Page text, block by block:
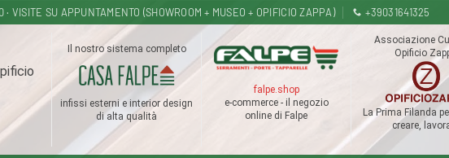
VISITE SU APPUNTAMENTO (SHOWROOM + MUSEO + OPIFICIO ZAPPA) +39031641325
Il nostro sistema completo
infissi esterni e interior design
di alta qualità
falpe.shop
e-commerce - il negozio
online di Falpe
Associazione
Opificio
La Prima Filanda
creare,